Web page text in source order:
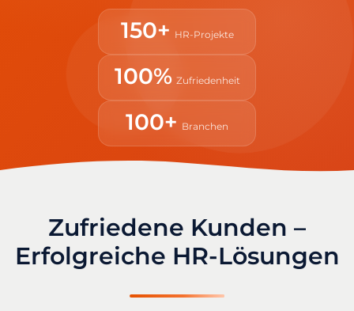
150+ HR-Projekte
100% Zufriedenheit
100+ Branchen
Zufriedene Kunden –
Erfolgreiche HR-Lösungen